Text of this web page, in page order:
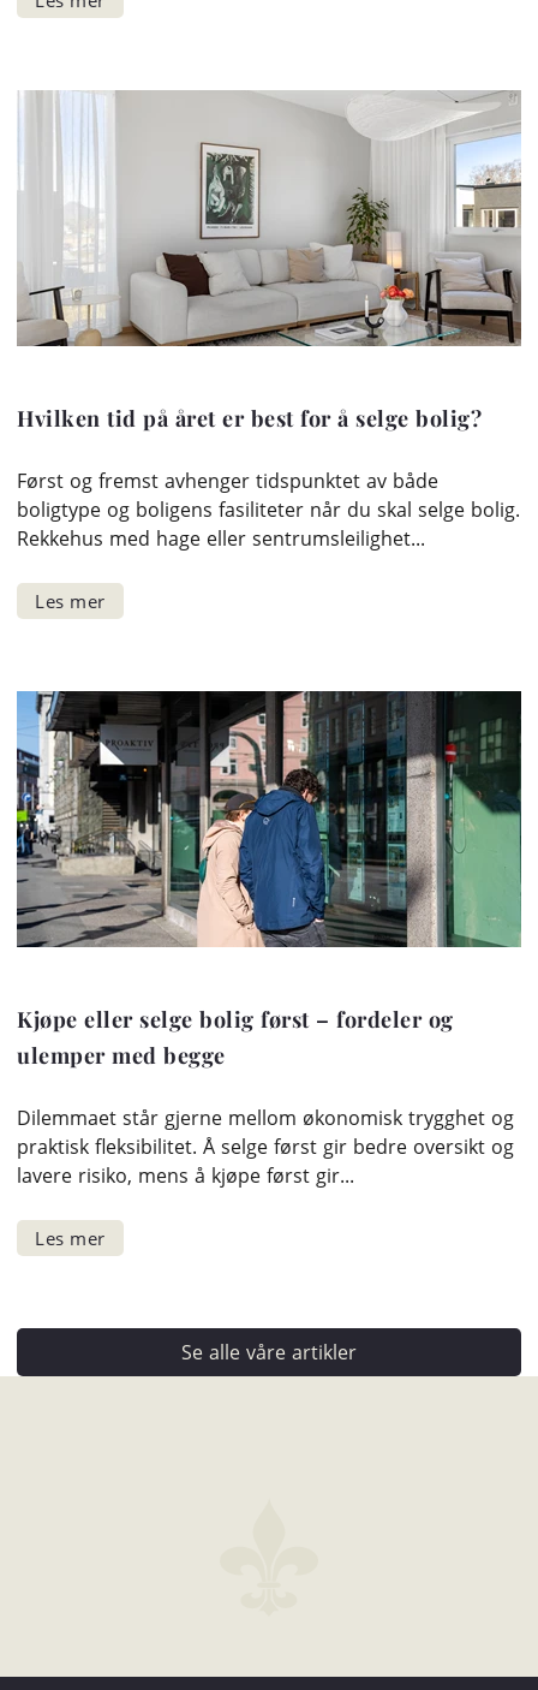
Hvilken tid på året er best for å selge bolig?
Først og fremst avhenger tidspunktet av både
boligtype og boligens fasiliteter når du skal selge bolig.
Rekkehus med hage eller sentrumsleilighet...
Kjøpe eller selge bolig først – fordeler og
ulemper med begge
Dilemmaet står gjerne mellom økonomisk trygghet og
praktisk fleksibilitet. Å selge først gir bedre oversikt og
lavere risiko, mens å kjøpe først gir...
Se alle våre artikler